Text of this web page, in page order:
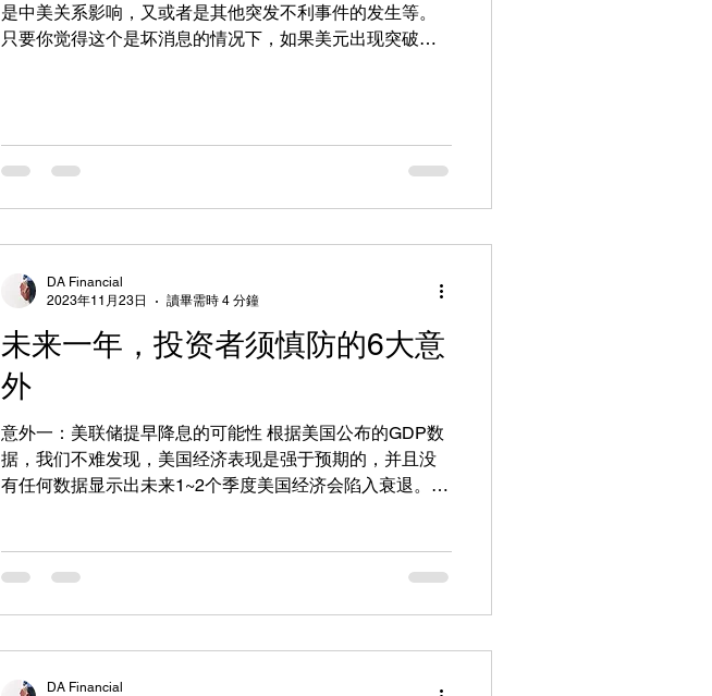
是中美关系影响，又或者是其他突发不利事件的发生等。
只要你觉得这个是坏消息的情况下，如果美元出现突破，
未来一年，投资者须慎防的6大意
外
意外一：美联储提早降息的可能性 根据美国公布的GDP数
据，我们不难发现，美国经济表现是强于预期的，并且没
有任何数据显示出未来1~2个季度美国经济会陷入衰退。所
DA Financial
2023年11月23日
讀畢需時 4 分鐘
DA Financial